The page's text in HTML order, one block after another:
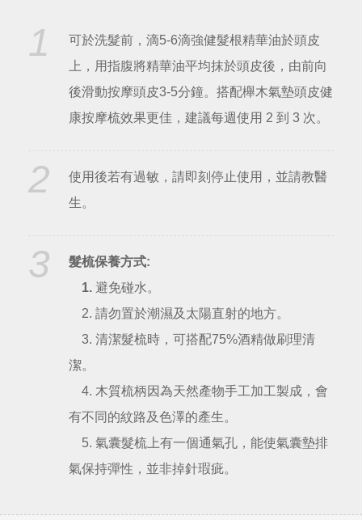
1
可於洗髮前，滴5-6滴強健髮根精華油於頭皮
上，用指腹將精華油平均抹於頭皮後，由前向
後滑動按摩頭皮3-5分鐘。搭配櫸木氣墊頭皮健
康按摩梳效果更佳，建議每週使用 2 到 3 次。
2
使用後若有過敏，請即刻停止使用，並請教醫
生。
3
髮梳保養方式:
1. 避免碰水。
2. 請勿置於潮濕及太陽直射的地方。
3. 清潔髮梳時，可搭配75%酒精做刷理清
潔。
4. 木質梳柄因為天然產物手工加工製成，會
有不同的紋路及色澤的產生。
5. 氣囊髮梳上有一個通氣孔，能使氣囊墊排
氣保持彈性，並非掉針瑕疵。